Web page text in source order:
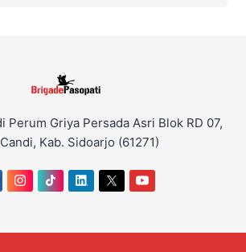
Perum Griya Persada Asri Blok RD 07,
Kab. Sidoarjo (61271)